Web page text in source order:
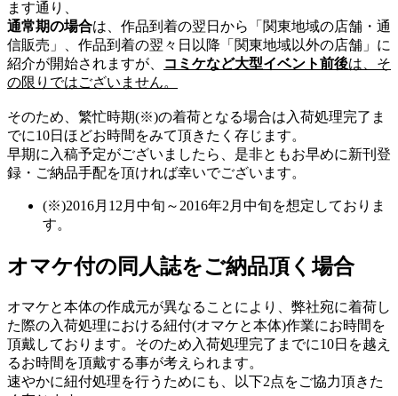
ます通り、
通常期の場合は、 作品到着の翌日から
「関東地域の店舗・通
信販売」、 作品到着の翌々日以降 「関東地域以外の店舗」に
紹介が開始されますが、
コミケなど大型イベント前後は、そ
の限りではございません。
そのため、繁忙時期(※)の着荷となる場合は 入荷処理完了ま
でに10日ほどお時間をみて頂きたく存じます。
早期に入稿予定がございましたら、是非ともお早めに新刊登
録・ご納品手配を頂ければ幸いでございます。
(※)2016月12月中旬～2016年2月中旬を想定しておりま
す。
オマケ付の同人誌をご納品頂く場合
オマケと本体の作成元が異なることにより、弊社宛に着荷し
た際の入荷処理における紐付(オマケと本体)作業にお時間を
頂戴しております。そのため 入荷処理完了までに10日を越え
るお時間を頂戴する事が考えられます。
速やかに紐付処理を行うためにも、以下2点をご協力頂きた